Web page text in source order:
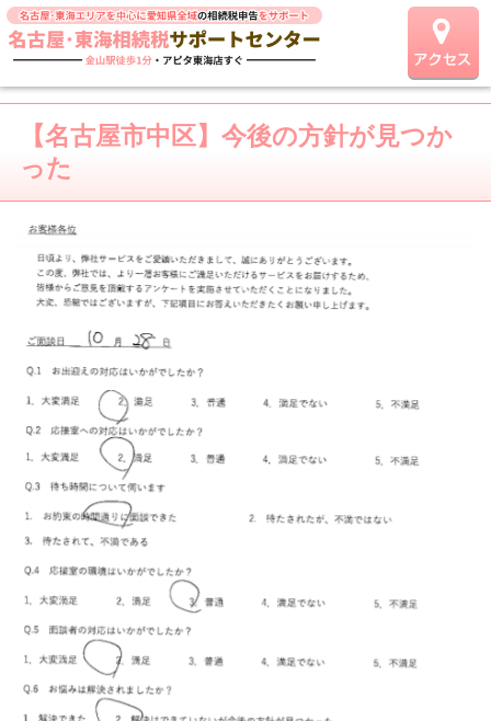
【名古屋市中区】今後の方針が見つか
った